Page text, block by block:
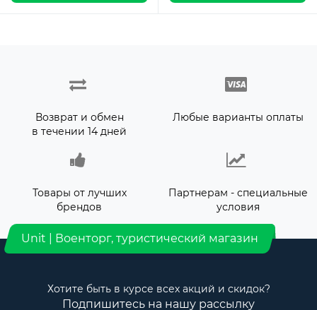
Возврат и обмен
в течении 14 дней
Любые варианты оплаты
Товары от лучших
брендов
Партнерам - специальные
условия
Unit | Военторг, туристический магазин
Хотите быть в курсе всех акций и скидок?
Подпишитесь на нашу рассылку